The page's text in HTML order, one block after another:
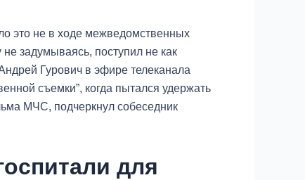
это не в ходе межведомственных
задумываясь, поступил не как
Гурович в эфире телеканала
съемки”, когда пытался удержать
МЧС, подчеркнул собеседник
для